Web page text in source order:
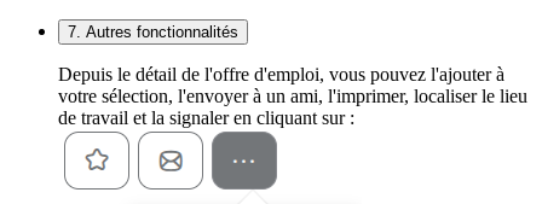
7. Autres fonctionnalités
Depuis le détail de l'offre d'emploi, vous pouvez l'ajouter à
votre sélection, l'envoyer à un ami, l'imprimer, localiser le lieu
de travail et la signaler en cliquant sur :